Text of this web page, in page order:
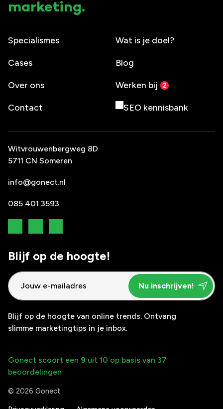
marketing.
Specialismes Wat is je doel?
Cases Blog
Over ons Werken bij
Contact SEO kennisbank
Witvrouwenbergweg 8D
5711 CN Someren
info@gonect.nl
085 401 3593
Blijf op de hoogte van online trends. Ontvang
slimme marketingtips in je inbox.
Blijf op de hoogte!
© 2026 Gonect
Gonect scoort een 9 uit 10 op basis van 37
beoordelingen